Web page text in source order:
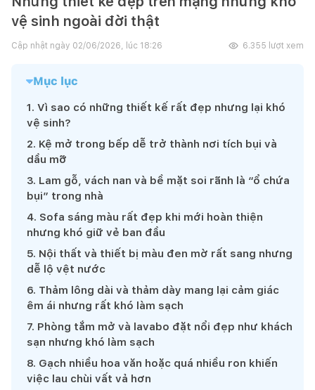
vệ sinh ngoài đời thật
Cập nhật ngày 02/06/2026, lúc 18:26 6.355 lượt xem
Mục lục
1. Vì sao có những thiết kế rất đẹp nhưng lại khó
vệ sinh?
2. Kệ mở trong bếp dễ trở thành nơi tích bụi và
dầu mỡ
3. Lam gỗ, vách nan và bề mặt soi rãnh là “ổ chứa
bụi” trong nhà
4. Sofa sáng màu rất đẹp khi mới hoàn thiện
nhưng khó giữ vẻ ban đầu
5. Nội thất và thiết bị màu đen mờ rất sang nhưng
dễ lộ vệt nước
6. Thảm lông dài và thảm dày mang lại cảm giác
êm ái nhưng rất khó làm sạch
7. Phòng tắm mở và lavabo đặt nổi đẹp như khách
sạn nhưng khó làm sạch
8. Gạch nhiều hoa văn hoặc quá nhiều ron khiến
việc lau chùi vất vả hơn